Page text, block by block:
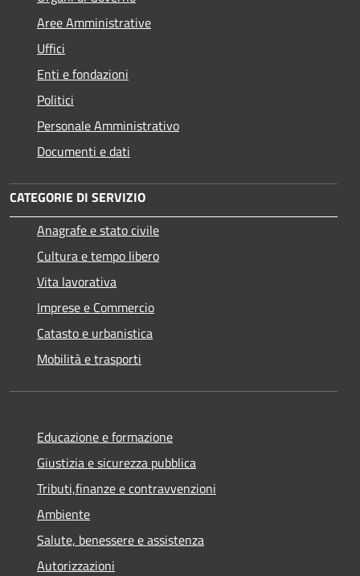
Aree Amministrative
Uffici
Enti e fondazioni
Politici
Personale Amministrativo
Documenti e dati
CATEGORIE DI SERVIZIO
Anagrafe e stato civile
Cultura e tempo libero
Vita lavorativa
Imprese e Commercio
Catasto e urbanistica
Mobilità e trasporti
Educazione e formazione
Giustizia e sicurezza pubblica
Tributi,finanze e contravvenzioni
Ambiente
Salute, benessere e assistenza
Autorizzazioni